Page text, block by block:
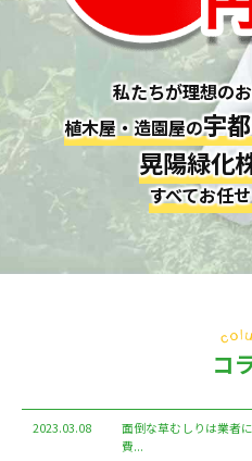
私たちが理想の
植木屋・造園屋の宇
晃陽緑化
すべてお任
コ
2023.03.08
面倒な草むしりは業者
費...